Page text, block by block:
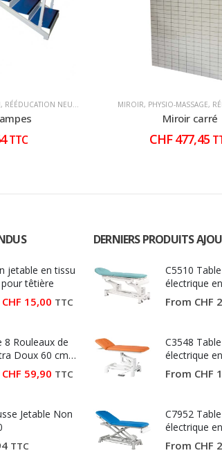
, RÉÉDUCATION NEURO
TTC
MIROIR, PHYSIO-MASSAGE,
Miroir carré
CHF477,45
jetable en tissu
têtière
Le
CHF 27,03.
CHF 15,00Le
CHF 15,00.
TTC
8 Rouleaux de
Doux 60 cm
cm)
Le
CHF 81,19.
CHF 59,90Le
CHF 59,90.
TTC
Jetable Non
TTC
DERNIERS PRODUITS
C5510
électrique
Ecopostural
From CHF
C3548
électrique
Ecopostural
From CHF
C7952
électrique
Ecopostural
From CHF